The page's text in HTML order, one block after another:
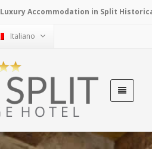
Luxury Accommodation in Split
Italiano